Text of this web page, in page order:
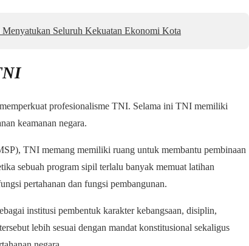
Seluruh Kekuatan Ekonomi Kota
profesionalisme TNI. Selama ini TNI memiliki
keamanan negara.
TNI memang memiliki ruang untuk membantu pembinaan
sebuah program sipil terlalu banyak memuat latihan
pertahanan dan fungsi pembangunan.
institusi pembentuk karakter kebangsaan, disiplin,
lebih sesuai dengan mandat konstitusional sekaligus